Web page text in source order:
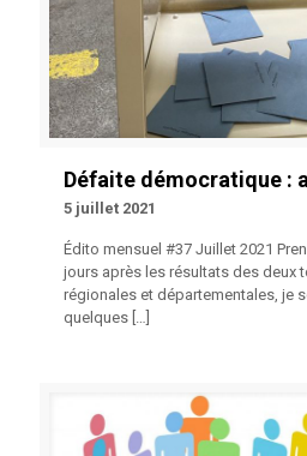
Défaite démocratique :
5 juillet 2021
Édito mensuel #37 Juillet 2021
jours après les résultats des deux
régionales et départementales, je
quelques